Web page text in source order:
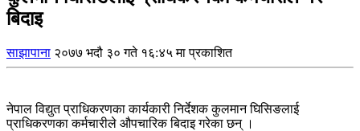
बिदाइ
साझापाना २०७७ भदौ ३० गते १६:४५ मा प्रकाशित
नेपाल विद्युत प्राधिकरणका कार्यकारी निर्देशक कुलमान घिसिङलाई
प्राधिकरणका कर्मचारीले औपचारिक बिदाइ गरेका छन् ।